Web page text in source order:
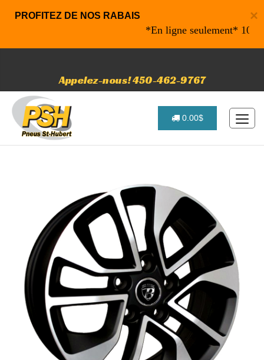
×
PROFITEZ DE NOS RABAIS
*En ligne seulement* 10%
Appelez-nous! 450-462-9767
0.00$